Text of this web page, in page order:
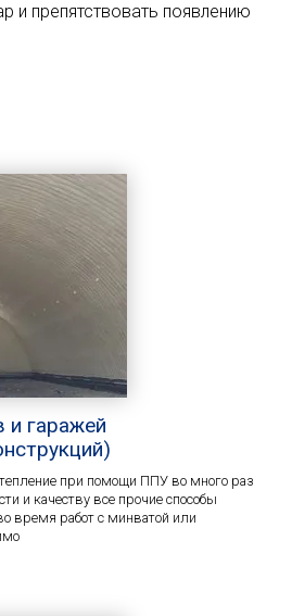
и препятствовать появлению
и гаражей
при помощи ППУ во много раз
и качеству все прочие способы
время работ с минватой или